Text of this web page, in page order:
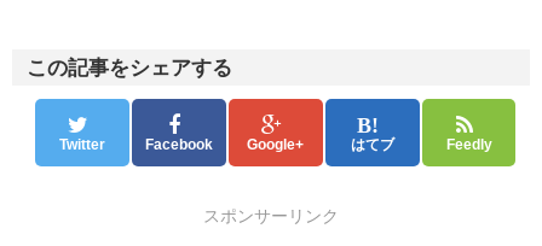
この記事をシェアする
Twitter Facebook Google+ はてブ Feedly
スポンサーリンク